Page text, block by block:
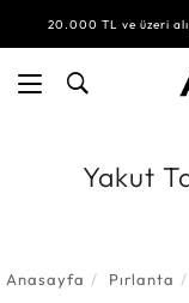
20.000 TL ve üzeri
30.000 TL ve üzeri
Yakut
Anasayfa Pırlanta